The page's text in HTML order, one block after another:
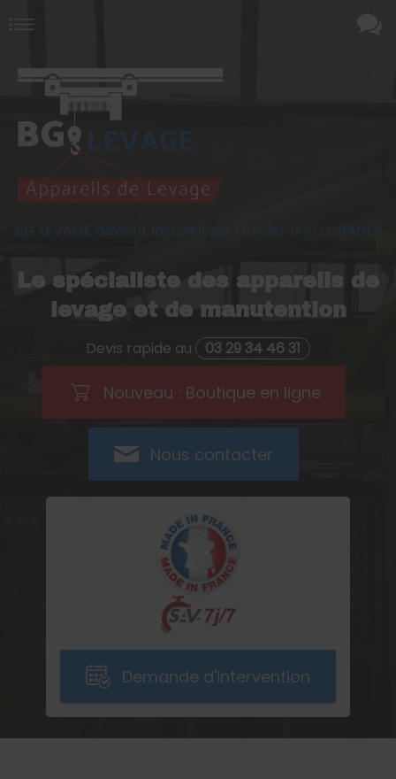
BG LEVAGE devient Installateur Officiel JASO CRANES
Le spécialiste des appareils de
levage et de manutention
Devis rapide au 03 29 34 46 31
Nouveau : Boutique en ligne
Nous contacter
Demande d'intervention